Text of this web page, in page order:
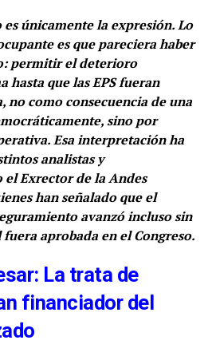
únicamente la expresión. Lo
es que pareciera haber
permitir el deterioro
hasta que las EPS fueran
no como consecuencia de una
sino por
Esa interpretación ha
analistas y
Exrector de la Andes
han señalado que el
avanzó incluso sin
aprobada en el Congreso.
La trata de
financiador del